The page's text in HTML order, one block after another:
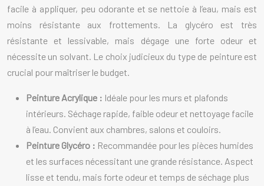
facile à appliquer, peu odorante et se nettoie à l’eau, mais est
moins résistante aux frottements. La glycéro est très
résistante et lessivable, mais dégage une forte odeur et
nécessite un solvant. Le choix judicieux du type de peinture est
crucial pour maîtriser le budget.
Peinture Acrylique : Idéale pour les murs et plafonds
intérieurs. Séchage rapide, faible odeur et nettoyage facile
à l’eau. Convient aux chambres, salons et couloirs.
Peinture Glycéro : Recommandée pour les pièces humides
et les surfaces nécessitant une grande résistance. Aspect
lisse et tendu, mais forte odeur et temps de séchage plus